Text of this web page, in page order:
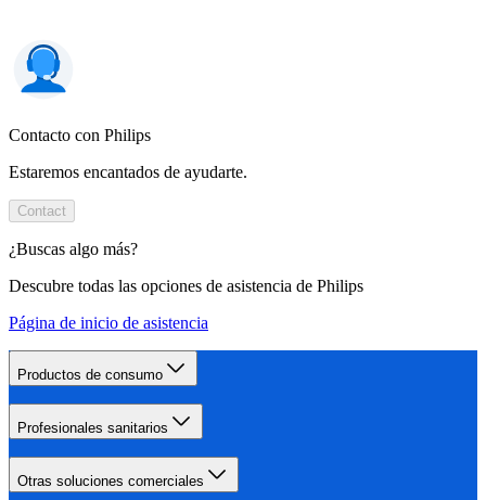
Contacto con Philips
Estaremos encantados de ayudarte.
Contact
¿Buscas algo más?
Descubre todas las opciones de asistencia de Philips
Página de inicio de asistencia
Productos de consumo
Profesionales sanitarios
Otras soluciones comerciales